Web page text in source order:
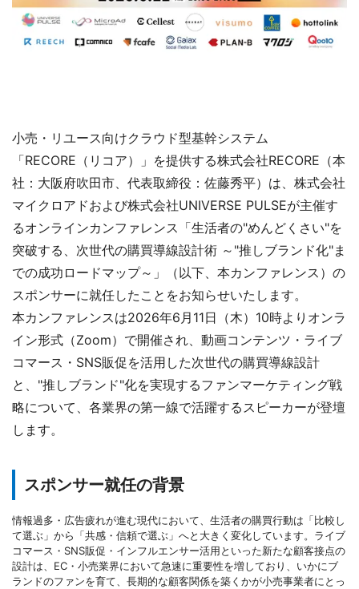
小売・リユース向けクラウド型基幹システム
「RECORE（リコア）」を提供する株式会社RECORE（本
社：大阪府吹田市、代表取締役：佐藤秀平）は、株式会社
マイクロアドおよび株式会社UNIVERSE PULSEが主催す
るオンラインカンファレンス「生活者の"めんどくさい"を
突破する、次世代の購買導線設計術 ～"推しブランド化"ま
での成功ロードマップ～」（以下、本カンファレンス）の
スポンサーに就任したことをお知らせいたします。
本カンファレンスは2026年6月11日（木）10時よりオンラ
イン形式（Zoom）で開催され、動画コンテンツ・ライブ
コマース・SNS販促を活用した次世代の購買導線設計
と、"推しブランド"化を実現するファンマーケティング戦
略について、各業界の第一線で活躍するスピーカーが登壇
します。
スポンサー就任の背景
情報過多・広告疲れが進む現代において、生活者の購買行動は「比較し
て選ぶ」から「共感・信頼で選ぶ」へと大きく変化しています。ライブ
コマース・SNS販促・インフルエンサー活用といった新たな顧客接点の
設計は、EC・小売業界において急速に重要性を増しており、いかにブ
ランドのファンを育て、長期的な顧客関係を築くかが小売事業者にとっ